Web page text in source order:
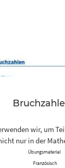
wir, um
nur in der
auch in
Übungsmaterial
Französisch